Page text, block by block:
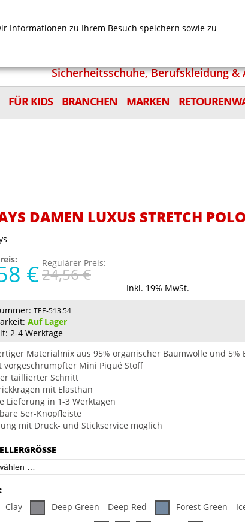
Sicherheitsschuhe, Berufskleidung
FÜR KIDS BRANCHEN MARKEN
DAMEN LUXUS STRETCH POLO
€ Regulärer Preis:
24,56 €
Inkl. 19% MwSt.
TEE-513.54
Auf Lager
2-4 Werktage
Materialmix aus 95% organischer Baumwolle und 5%
vorgeschrumpfter Mini Piqué Stoff
taillierter Schnitt
mit Elasthan
Lieferung in 1-3 Werktagen
5er-Knopfleiste
mit Druck- und Stickservice möglich
Clay Deep Green Deep Red Forest Green
Informationen zu Ihrem Besuch speichern sowie zu